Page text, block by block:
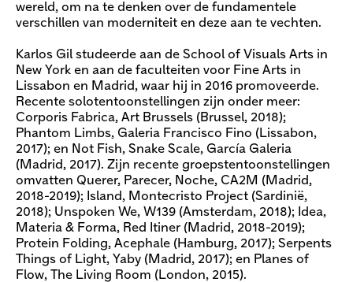
wereld, om na te denken over de fundamentele
verschillen van moderniteit en deze aan te vechten.
Karlos Gil studeerde aan de School of Visuals Arts in
New York en aan de faculteiten voor Fine Arts in
Lissabon en Madrid, waar hij in 2016 promoveerde.
Recente solotentoonstellingen zijn onder meer:
Corporis Fabrica, Art Brussels (Brussel, 2018);
Phantom Limbs, Galeria Francisco Fino (Lissabon,
2017); en Not Fish, Snake Scale, García Galeria
(Madrid, 2017). Zijn recente groepstentoonstellingen
omvatten Querer, Parecer, Noche, CA2M (Madrid,
2018-2019); Island, Montecristo Project (Sardinië,
2018); Unspoken We, W139 (Amsterdam, 2018); Idea,
Materia & Forma, Red Itiner (Madrid, 2018-2019);
Protein Folding, Acephale (Hamburg, 2017); Serpents
Things of Light, Yaby (Madrid, 2017); en Planes of
Flow, The Living Room (London, 2015).